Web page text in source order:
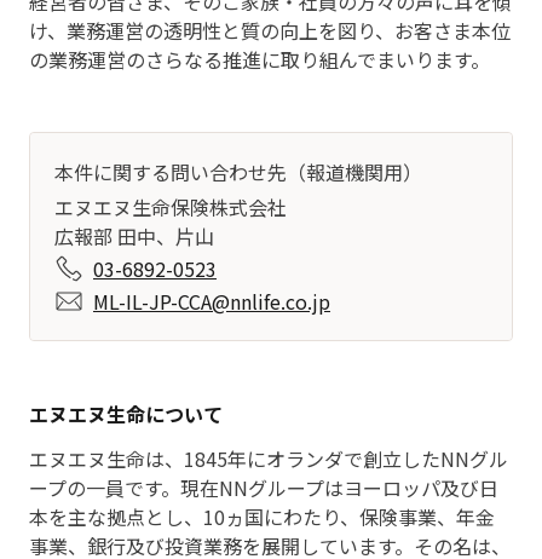
け、業務運営の透明性と質の向上を図り、お客さま本位
の業務運営のさらなる推進に取り組んでまいります。
本件に関する問い合わせ先（報道機関用）
エヌエヌ生命保険株式会社
広報部 田中、片山
03-6892-0523
ML-IL-JP-CCA@nnlife.co.jp
エヌエヌ生命について
エヌエヌ生命は、1845年にオランダで創立したNNグル
ープの一員です。現在NNグループはヨーロッパ及び日
本を主な拠点とし、10ヵ国にわたり、保険事業、年金
事業、銀行及び投資業務を展開しています。その名は、